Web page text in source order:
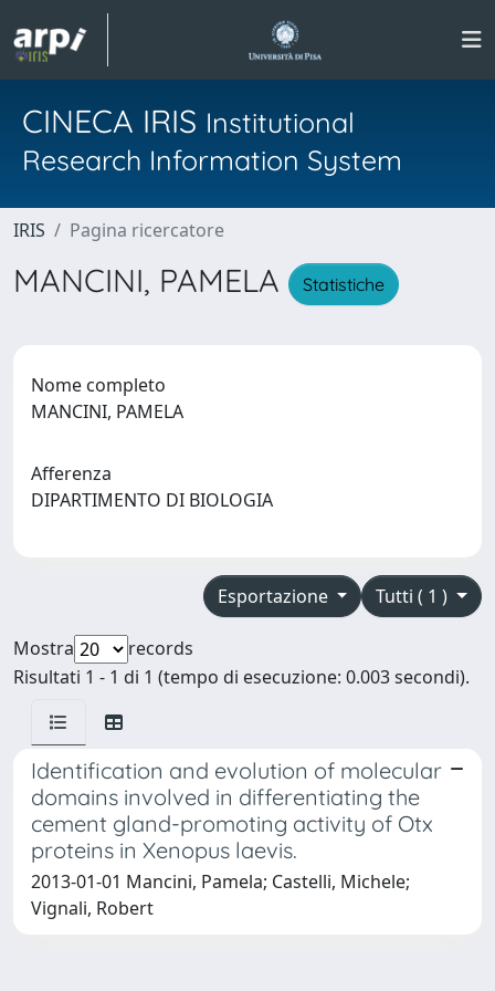
CINECA IRIS Institutional
Research Information System
IRIS Pagina ricercatore
MANCINI, PAMELA Statistiche
Nome completo
MANCINI, PAMELA
Afferenza
DIPARTIMENTO DI BIOLOGIA
Tutti ( 1 )
Esportazione
Mostra
records
Risultati 1 - 1 di 1 (tempo di esecuzione: 0.003 secondi).
Identification and evolution of molecular
domains involved in differentiating the
cement gland-promoting activity of Otx
proteins in Xenopus laevis.
2013-01-01 Mancini, Pamela; Castelli, Michele;
Vignali, Robert